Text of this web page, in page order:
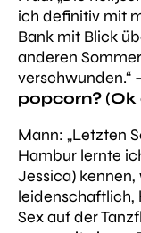
ich definitiv mit
Bank mit Blick
anderen
verschwunden.“
popcorn? (Ok
Mann: „Letzten
Hambur lernte
Jessica)
leidenschaftlich,
Sex auf der